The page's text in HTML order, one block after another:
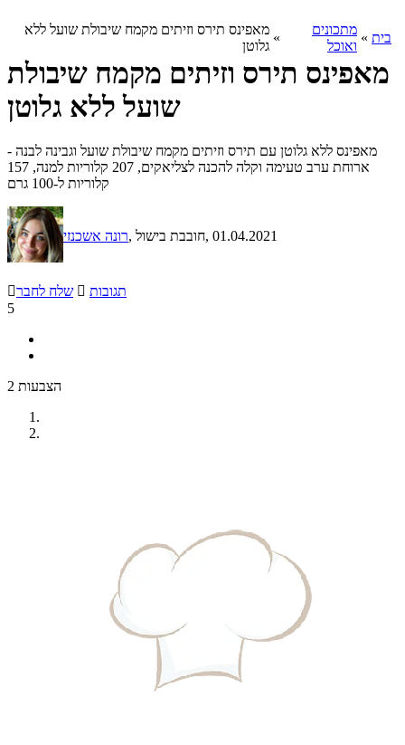
בית »
מתכונים
ואוכל
»
מאפינס תירס וזיתים מקמח שיבולת שועל ללא
גלוטן
מאפינס תירס וזיתים מקמח שיבולת
שועל ללא גלוטן
מאפינס ללא גלוטן עם תירס וזיתים מקמח שיבולת שועל וגבינה לבנה -
ארוחת ערב טעימה וקלה להכנה לצליאקים, 207 קלוריות למנה, 157
קלוריות ל-100 גרם
רונה אשכנזי , חובבת בישול, 01.04.2021
שלח לחבר  תגובות
5
2 הצבעות